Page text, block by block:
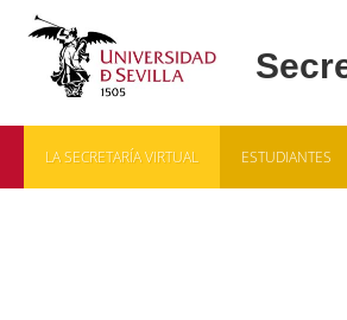
LA SECRETARÍA VIRTUAL ESTUDIANTES